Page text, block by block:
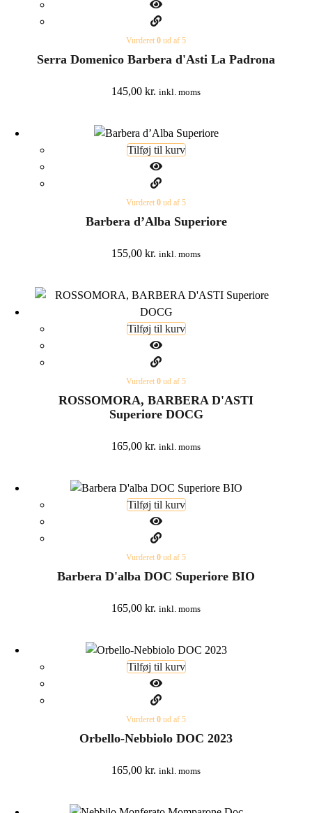
Vurderet 0 ud af 5
Serra Domenico Barbera d'Asti La Padrona
145,00 kr. inkl. moms
Tilføj til kurv
Vurderet 0 ud af 5
Barbera d’Alba Superiore
155,00 kr. inkl. moms
Tilføj til kurv
Vurderet 0 ud af 5
ROSSOMORA, BARBERA D'ASTI
Superiore DOCG
165,00 kr. inkl. moms
Tilføj til kurv
Vurderet 0 ud af 5
Barbera D'alba DOC Superiore BIO
165,00 kr. inkl. moms
Tilføj til kurv
Vurderet 0 ud af 5
Orbello-Nebbiolo DOC 2023
165,00 kr. inkl. moms